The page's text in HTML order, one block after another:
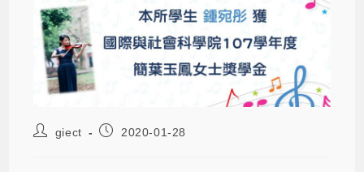
giect 2020-01-28